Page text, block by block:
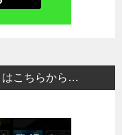
はこちらから…